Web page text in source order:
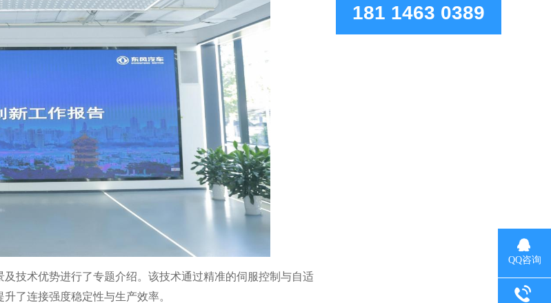
技术优势进行了专题介绍。该技术通过精准的伺服控制与自适
了连接强度稳定性与生产效率。
181 1463 0389
QQ咨询